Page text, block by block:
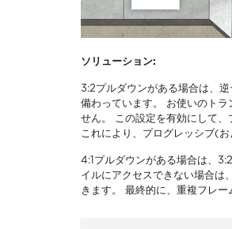
ソリューション:
3:2プルダウンがある場合は、
備わっています。 お使いのト
せん。 この設定を有効にして、
これにより、プログレッシブ(
4:1プルダウンがある場合は、
イルにアクセスできない場合は
きます。 最終的に、重複フレ